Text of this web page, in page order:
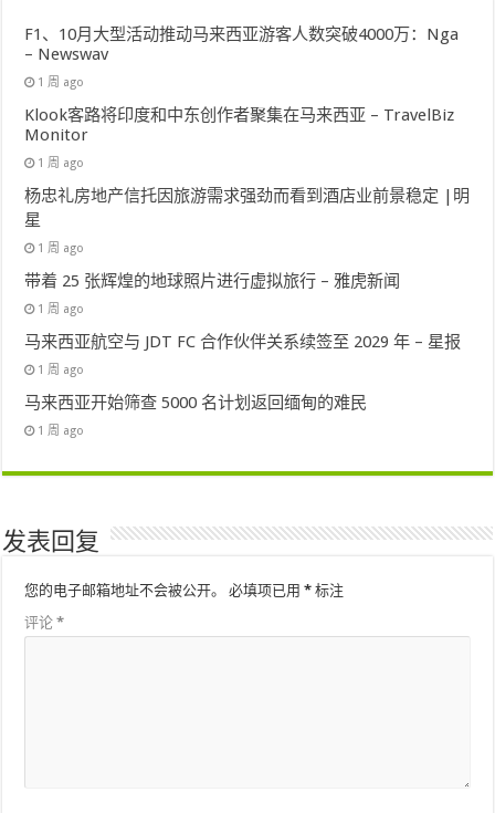
F1、10月大型活动推动马来西亚游客人数突破4000万：Nga
– Newswav
1 周 ago
Klook客路将印度和中东创作者聚集在马来西亚 – TravelBiz
Monitor
1 周 ago
杨忠礼房地产信托因旅游需求强劲而看到酒店业前景稳定 |明
星
1 周 ago
带着 25 张辉煌的地球照片进行虚拟旅行 – 雅虎新闻
1 周 ago
马来西亚航空与 JDT FC 合作伙伴关系续签至 2029 年 – 星报
1 周 ago
马来西亚开始筛查 5000 名计划返回缅甸的难民
1 周 ago
发表回复
您的电子邮箱地址不会被公开。 必填项已用* 标注
评论*